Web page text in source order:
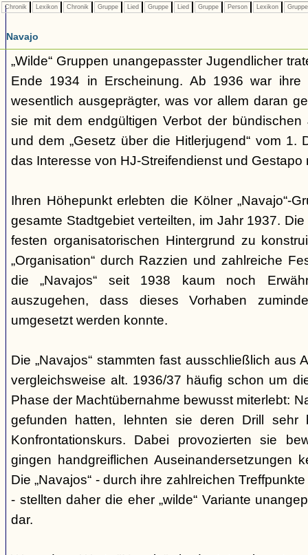
Chronik Lexikon Chronik Gruppe Lied Gruppe Lied Gruppe Person Lexikon
Navajo
„Wilde“ Gruppen unangepasster Jugendlicher
Ende 1934 in Erscheinung. Ab 1936 war ihre
wesentlich ausgeprägter, was vor allem daran
sie mit dem endgültigen Verbot der
und dem „Gesetz über die Hitlerjugend“ vom 1.
das Interesse von HJ-Streifendienst und Gestapo
Ihren Höhepunkt erlebten die Kölner „Navajo“-
gesamte Stadtgebiet verteilten, im Jahr 1937.
festen organisatorischen Hintergrund zu
„Organisation“ durch Razzien und zahlreiche
die „Navajos“ seit 1938 kaum noch
auszugehen, dass dieses Vorhaben
umgesetzt werden konnte.
Die „Navajos“ stammten fast ausschließlich aus
vergleichsweise alt. 1936/37 häufig schon um
Phase der Machtübernahme bewusst miterlebt:
gefunden hatten, lehnten sie deren Drill
Konfrontationskurs. Dabei provozierten sie
gingen handgreiflichen Auseinandersetzungen
Die „Navajos“ - durch ihre zahlreichen
- stellten daher die eher „wilde“ Variante
dar.